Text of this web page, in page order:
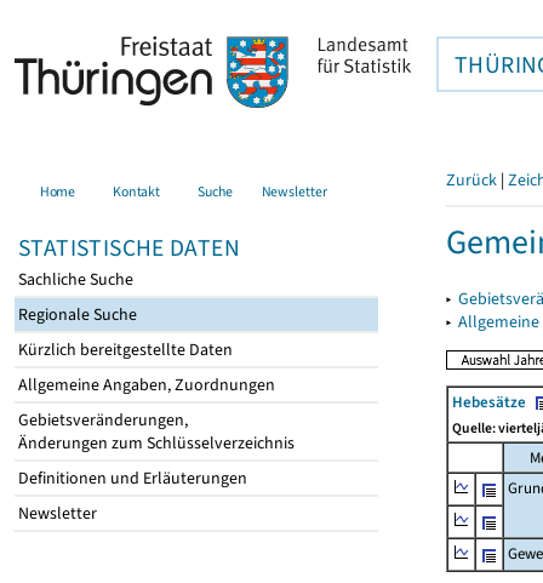
Home Kontakt Suche Newsletter
STATISTISCHE DATEN
Sachliche Suche
Regionale Suche
Kürzlich bereitgestellte Daten
Allgemeine Angaben, Zuordnungen
Gebietsveränderungen,
Änderungen zum Schlüsselverzeichnis
Definitionen und Erläuterungen
Newsletter
Zurück |
▸
▸
Hebesätze
Quelle: